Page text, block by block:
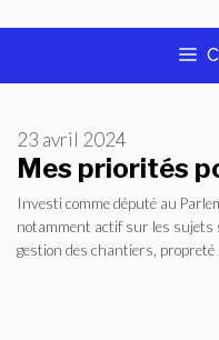
Mes priorités
23 avril 2024
Investi comme député au
notamment actif sur les sujets
gestion des chantiers, propreté